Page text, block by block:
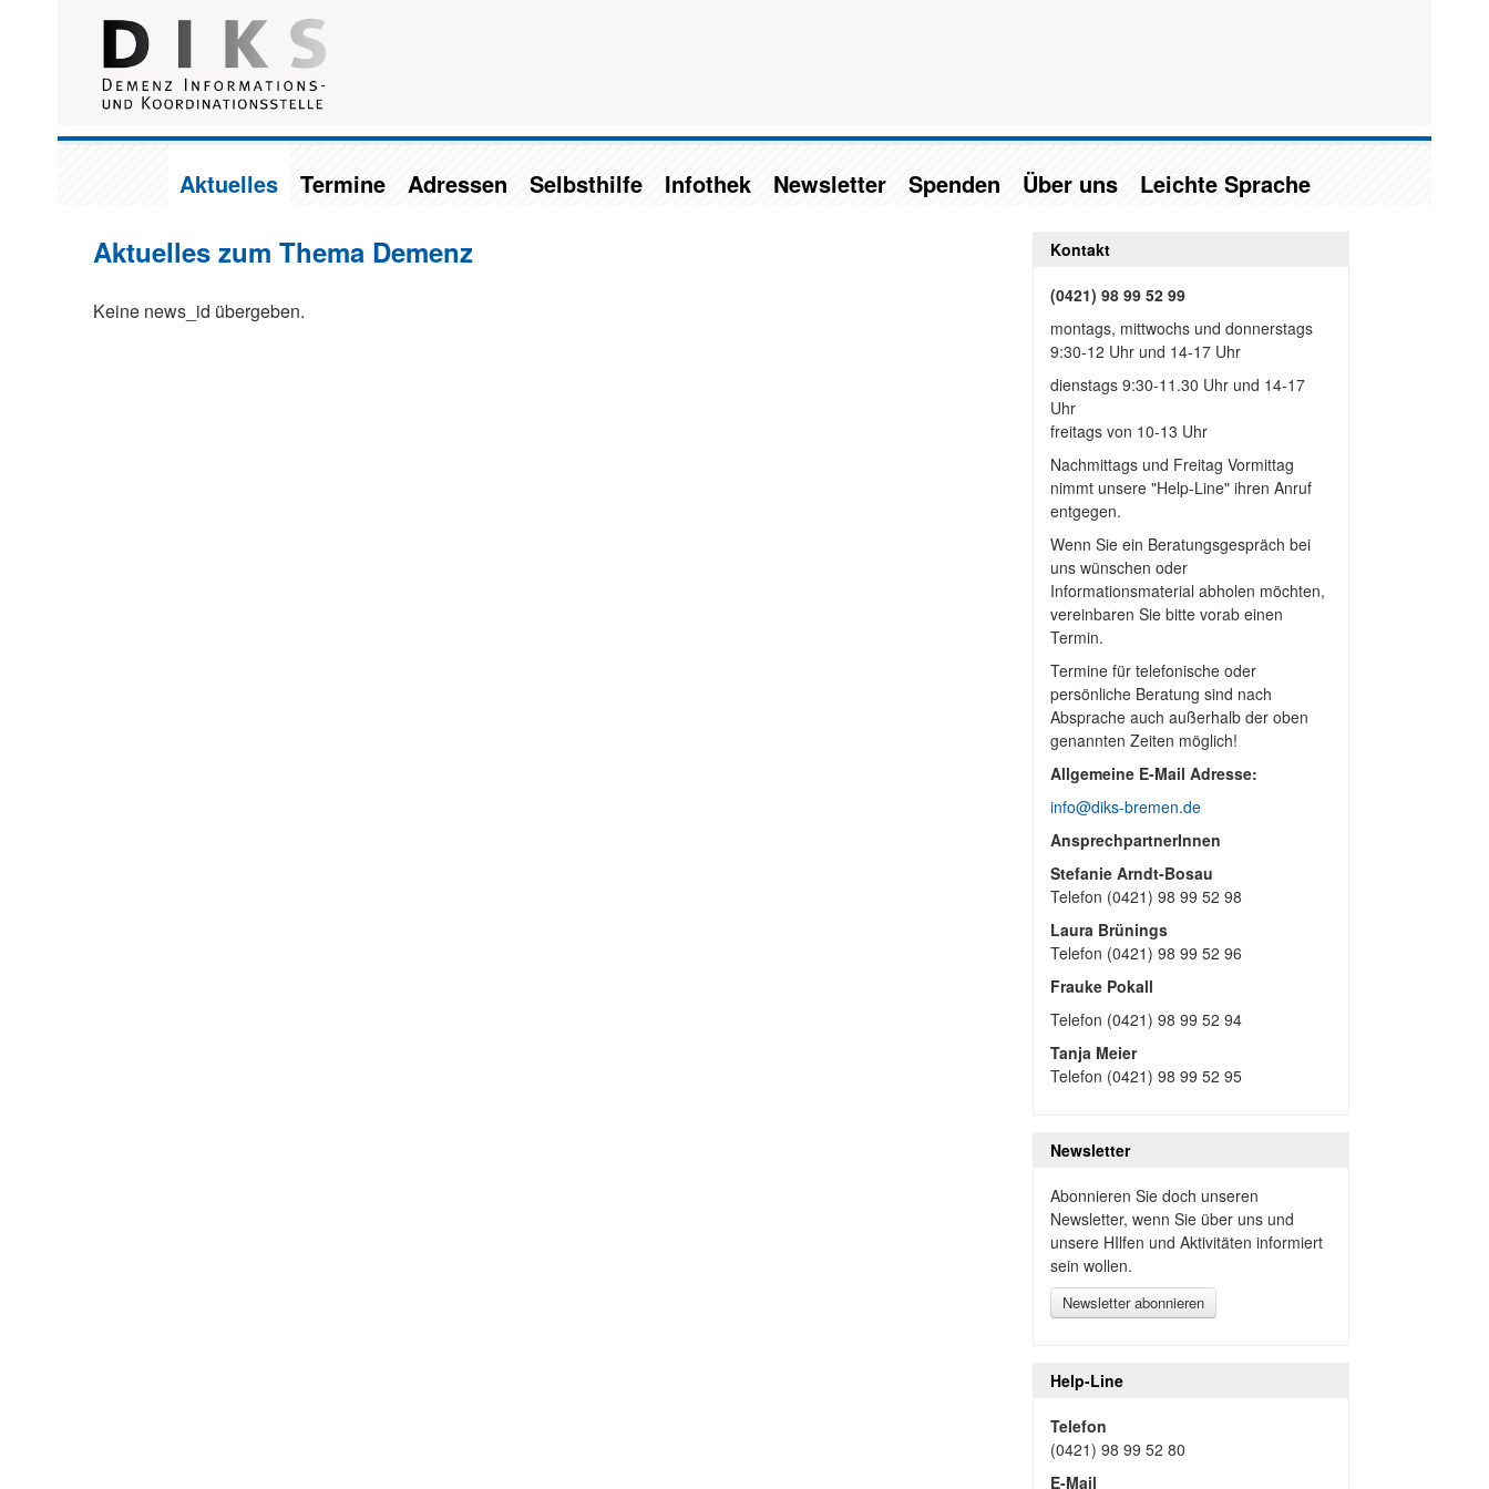
Aktuelles Termine Adressen Selbsthilfe Infothek Newsletter Spenden Über uns Leichte Sprache
Aktuelles zum Thema Demenz
Keine news_id übergeben.
Kontakt
(0421) 98 99 52 99
montags, mittwochs und donnerstags
9:30-12 Uhr und 14-17 Uhr
dienstags 9:30-11.30 Uhr und 14-17
Uhr
freitags von 10-13 Uhr
Nachmittags und Freitag Vormittag
nimmt unsere "Help-Line" ihren Anruf
entgegen.
Wenn Sie ein Beratungsgespräch bei
uns wünschen oder
Informationsmaterial abholen möchten,
vereinbaren Sie bitte vorab einen
Termin.
Termine für telefonische oder
persönliche Beratung sind nach
Absprache auch außerhalb der oben
genannten Zeiten möglich!
Allgemeine E-Mail Adresse:
info@diks-bremen.de
AnsprechpartnerInnen
Stefanie Arndt-Bosau
Telefon (0421) 98 99 52 98
Laura Brünings
Telefon (0421) 98 99 52 96
Frauke Pokall
Telefon (0421) 98 99 52 94
Tanja Meier
Telefon (0421) 98 99 52 95
Newsletter
Abonnieren Sie doch unseren
Newsletter, wenn Sie über uns und
unsere HIlfen und Aktivitäten informiert
sein wollen.
Newsletter abonnieren
Help-Line
Telefon
(0421) 98 99 52 80
E-Mail